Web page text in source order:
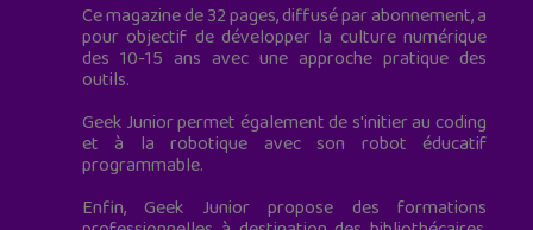
Ce magazine de 32 pages, diffusé par abonnement, a
pour objectif de développer la culture numérique
des 10-15 ans avec une approche pratique des
outils.
Geek Junior permet également de s'initier au coding
et à la robotique avec son robot éducatif
programmable.
Enfin, Geek Junior propose des formations